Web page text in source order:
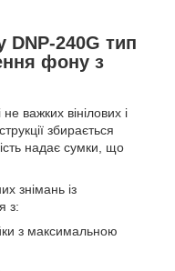
DNP-240G тип
фону з
важких вінілових і
збирається
надає сумки, що
знімань із
з:
з максимальною